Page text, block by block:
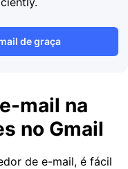
de graça
mail na
no Gmail
de e-mail, é fácil